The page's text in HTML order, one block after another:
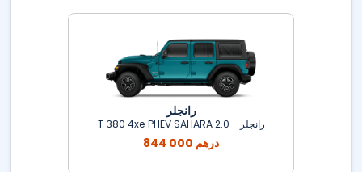
رانجلر
رانجلر - 2.0 T 380 4xe PHEV SAHARA
844 000 درهم